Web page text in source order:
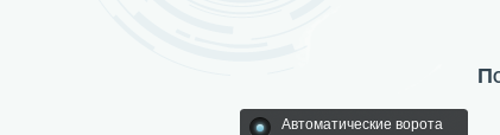
Автоматические ворота